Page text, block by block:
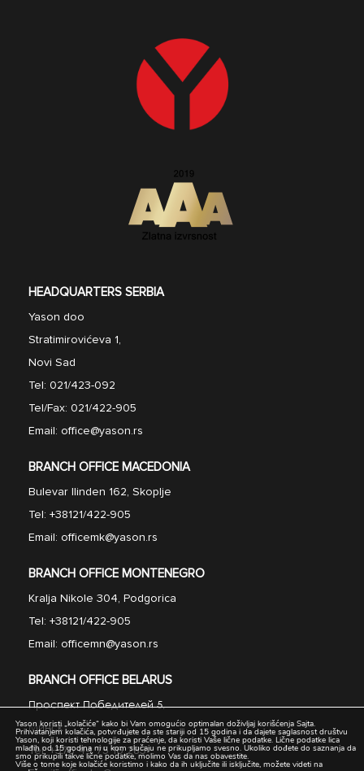
HEADQUARTERS SERBIA
Yason doo
Stratimirovićeva 1,
Novi Sad
Tel: 021/423-092
Tel/Fax: 021/422-905
Email: office@yason.rs
BRANCH OFFICE MACEDONIA
Bulevar Ilinden 162, Skoplje
Tel: +38121/422-905
Email: officemk@yason.rs
BRANCH OFFICE MONTENEGRO
Kralja Nikole 304, Podgorica
Tel: +38121/422-905
Email: officemn@yason.rs
BRANCH OFFICE BELARUS
Проспект Победителeй 5,
Минск
Tel: +375 44 75 16 283
Yason koristi „kolačiće“ kako bi Vam omogućio optimalan doživljaj korišćenja Sajta.
Prihvatanjem kolačića, potvrđujete da ste stariji od 15 godina i da dajete saglasnost društvu
Yason, koji koristi tehnologije za praćenje, da koristi Vaše lične podatke. Lične podatke lica
mlađih od 15 godina ni u kom slučaju ne prikupljamo svesno. Ukoliko dođete do saznanja da
smo prikupili takve lične podatke, molimo Vas da nas obavestite.
Više o tome koje kolačiće koristimo i kako da ih uključite ili isključite, možete videti na